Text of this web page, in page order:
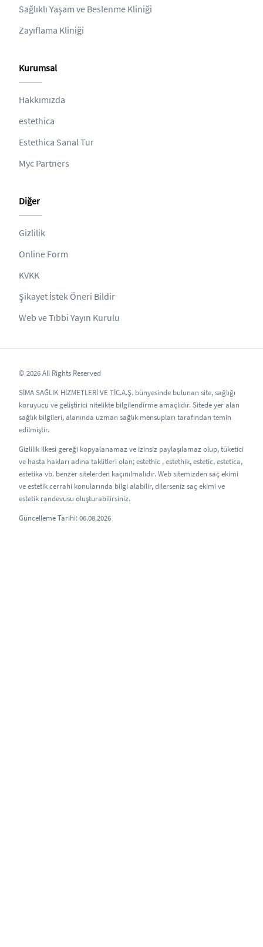
Sağlıklı Yaşam ve Beslenme Kliniği
Zayıflama Kliniği
Kurumsal
Hakkımızda
estethica
Estethica Sanal Tur
Myc Partners
Diğer
Gizlilik
Online Form
KVKK
Şikayet İstek Öneri Bildir
Web ve Tıbbi Yayın Kurulu
© 2026 All Rights Reserved
SİMA SAĞLIK HİZMETLERİ VE TİC.A.Ş. bünyesinde bulunan site, sağlığı
koruyucu ve geliştirici nitelikte bilgilendirme amaçlıdır. Sitede yer alan
sağlık bilgileri, alanında uzman sağlık mensupları tarafından temin
edilmiştir.
Gizlilik ilkesi gereği kopyalanamaz ve izinsiz paylaşılamaz olup, tüketici
ve hasta hakları adına taklitleri olan; estethic , estethik, estetic, estetica,
estetika vb. benzer sitelerden kaçınılmalıdır. Web sitemizden saç ekimi
ve estetik cerrahi konularında bilgi alabilir, dilerseniz saç ekimi ve
estetik randevusu oluşturabilirsiniz.
Güncelleme Tarihi: 06.08.2026